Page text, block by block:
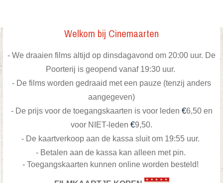
Welkom bij Cinemaarten
- We draaien films altijd op dinsdagavond om 20:00 uur. De
Poorterij is geopend vanaf 19:30 uur.
- De films worden gedraaid met een pauze (tenzij anders
aangegeven)
- De prijs voor de toegangskaarten is voor leden €6,50 en
voor NIET-leden €9,50.
- De kaartverkoop aan de kassa sluit om 19:55 uur.
- Betalen aan de kassa kan alleen met pin.
- Toegangskaarten kunnen online worden besteld!